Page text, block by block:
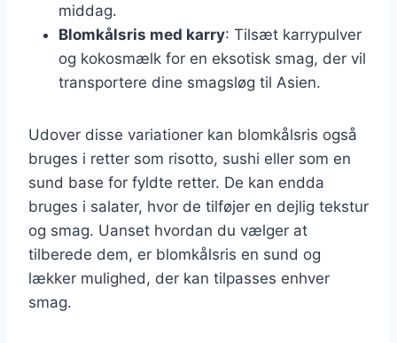
middag.
Blomkålsris med karry: Tilsæt karrypulver
og kokosmælk for en eksotisk smag, der vil
transportere dine smagsløg til Asien.
Udover disse variationer kan blomkålsris også
bruges i retter som risotto, sushi eller som en
sund base for fyldte retter. De kan endda
bruges i salater, hvor de tilføjer en dejlig tekstur
og smag. Uanset hvordan du vælger at
tilberede dem, er blomkålsris en sund og
lækker mulighed, der kan tilpasses enhver
smag.